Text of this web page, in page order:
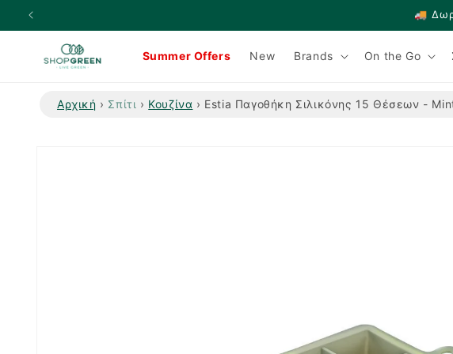
μετάβαση
🚚
Summer Offers New Brands On the Go
Αρχική › Σπίτι › Κουζίνα › Estia Παγοθήκη Σιλικόνης 15 Θέσεων -